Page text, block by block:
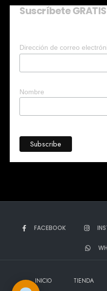
Suscríbete GRATIS
Dirección de correo
Nombre
FACEBOOK
INICIO TIENDA
¿Quieres que te